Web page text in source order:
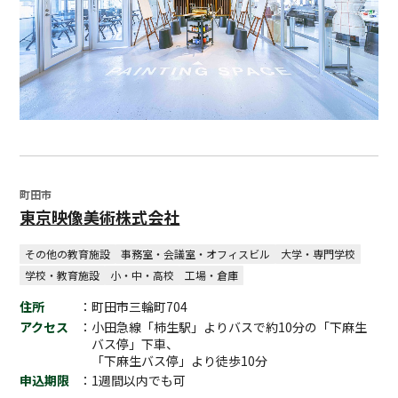
町田市
東京映像美術株式会社
その他の教育施設 事務室・会議室・オフィスビル
大学・専門学校
学校・教育施設
小・中・高校 工場・倉庫
住所
：町田市三輪町704
アクセス
：小田急線「柿生駅」よりバスで約10分の「下麻生
バス停」下車、
「下麻生バス停」より徒歩10分
申込期限
：1週間以内でも可